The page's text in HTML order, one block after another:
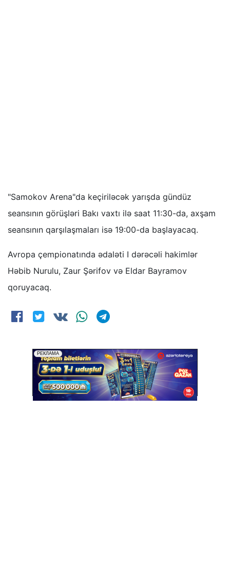
"Samokov Arena"da keçiriləcək yarışda gündüz
seansının görüşləri Bakı vaxtı ilə saat 11:30-da, axşam
seansının qarşılaşmaları isə 19:00-da başlayacaq.
Avropa çempionatında ədaləti I dərəcəli hakimlər
Həbib Nurulu, Zaur Şərifov və Eldar Bayramov
qoruyacaq.